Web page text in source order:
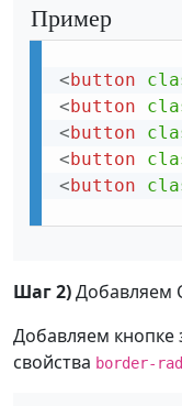
Пример
<button
<button
<button
<button
<button
Шаг 2)Добавляем
Добавляем
свойства border-